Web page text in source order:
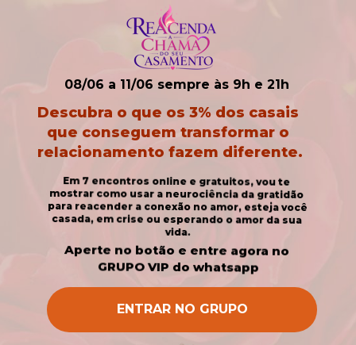
08/06 a 11/06 sempre às 9h e 21h
Descubra o que os 3% dos casais
que conseguem transformar o
relacionamento fazem diferente.
Em 7 encontros online e gratuitos, vou te
mostrar como usar a neurociência da gratidão
casada, em crise ou esperando o amor da sua
vida.
Aperte no botão e entre agora no
GRUPO VIP do whatsapp
ENTRAR NO GRUPO